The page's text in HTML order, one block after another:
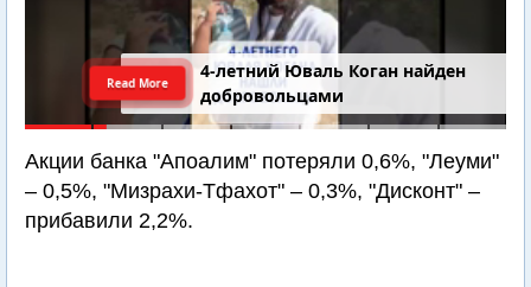
4-летний Юваль Коган найден
добровольцами
Read More
Акции банка "Апоалим" потеряли 0,6%, "Леуми"
– 0,5%, "Мизрахи-Тфахот" – 0,3%, "Дисконт" –
прибавили 2,2%.